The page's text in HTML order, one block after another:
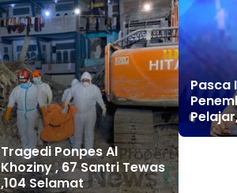
Tragedi Ponpes Al
Khoziny , 67 Santri Tewas
,104 Selamat
Pasca